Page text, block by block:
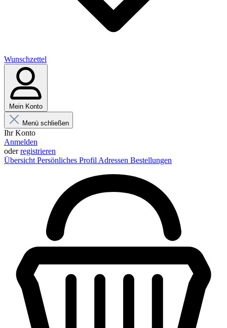
Wunschzettel
Mein Konto
Menü schließen
Ihr Konto
Anmelden
oderregistrieren
Übersicht Persönliches Profil Adressen Bestellungen